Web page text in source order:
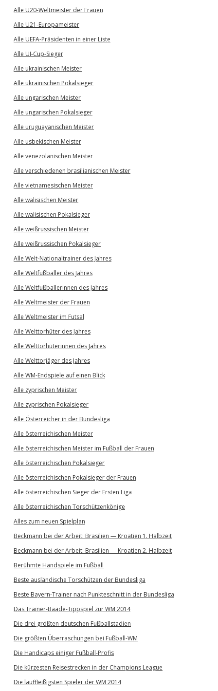
Alle U20-Weltmeister der Frauen
Alle U21-Europameister
Alle UEFA-Präsidenten in einer Liste
Alle UI-Cup-Sieger
Alle ukrainischen Meister
Alle ukrainischen Pokalsieger
Alle ungarischen Meister
Alle ungarischen Pokalsieger
Alle uruguayanischen Meister
Alle usbekischen Meister
Alle venezolanischen Meister
Alle verschiedenen brasilianischen Meister
Alle vietnamesischen Meister
Alle walisischen Meister
Alle walisischen Pokalsieger
Alle weißrussischen Meister
Alle weißrussischen Pokalsieger
Alle Welt-Nationaltrainer des Jahres
Alle Weltfußballer des Jahres
Alle Weltfußballerinnen des Jahres
Alle Weltmeister der Frauen
Alle Weltmeister im Futsal
Alle Welttorhüter des Jahres
Alle Welttorhüterinnen des Jahres
Alle Welttorjäger des Jahres
Alle WM-Endspiele auf einen Blick
Alle zyprischen Meister
Alle zyprischen Pokalsieger
Alle Österreicher in der Bundesliga
Alle österreichischen Meister
Alle österreichischen Meister im Fußball der Frauen
Alle österreichischen Pokalsieger
Alle österreichischen Pokalsieger der Frauen
Alle österreichischen Sieger der Ersten Liga
Alle österreichischen Torschützenkönige
Alles zum neuen Spielplan
Beckmann bei der Arbeit: Brasilien — Kroatien 1. Halbzeit
Beckmann bei der Arbeit: Brasilien — Kroatien 2. Halbzeit
Berühmte Handspiele im Fußball
Beste ausländische Torschützen der Bundesliga
Beste Bayern-Trainer nach Punkteschnitt in der Bundesliga
Das Trainer-Baade-Tippspiel zur WM 2014
Die drei größten deutschen Fußballstadien
Die größten Überraschungen bei Fußball-WM
Die Handicaps einiger Fußball-Profis
Die kürzesten Reisestrecken in der Champions League
Die lauffleißigsten Spieler der WM 2014